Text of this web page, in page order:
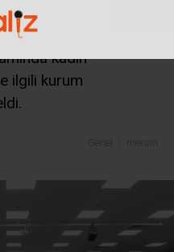
‘Kente
‘Kent
kadın
ilgili kurum
Genel mersin